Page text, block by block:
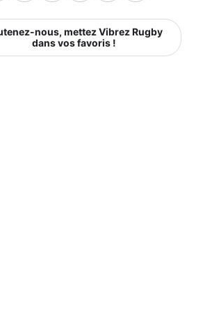
nous, mettez Vibrez Rugby
dans vos favoris !